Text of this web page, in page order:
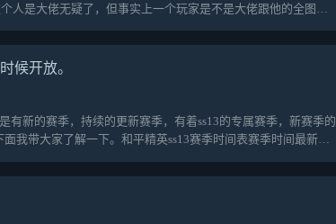
人是大佬无疑了，但事实上一个玩家是不是大佬跟他的全图毕
候开放。
有新的赛季，持续的更新赛季，有着ss13的专属赛季，新赛季的
我带大家了解一下。和平精英ss13赛季时间表赛季时间最新